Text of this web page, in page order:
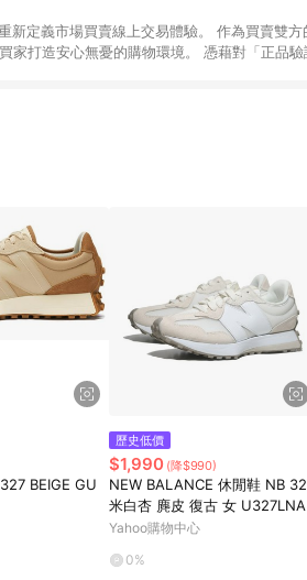
新定義市場買賣線上交易體驗。 作為買賣雙方
家打造安心無憂的購物環境。 憑藉對「正品
BEIGE GU
歷史低價
$1,990 (降$990)
NEW BALANCE 休閒鞋 NB
米白杏 麂皮 復古 女 U327LNA
Yahoo購物中心
0%